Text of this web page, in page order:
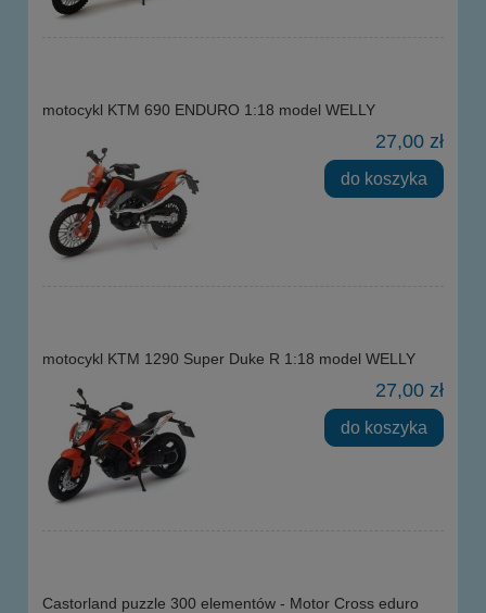
motocykl KTM 690 ENDURO 1:18 model WELLY
27,00 zł
do koszyka
motocykl KTM 1290 Super Duke R 1:18 model WELLY
27,00 zł
do koszyka
Castorland puzzle 300 elementów - Motor Cross eduro